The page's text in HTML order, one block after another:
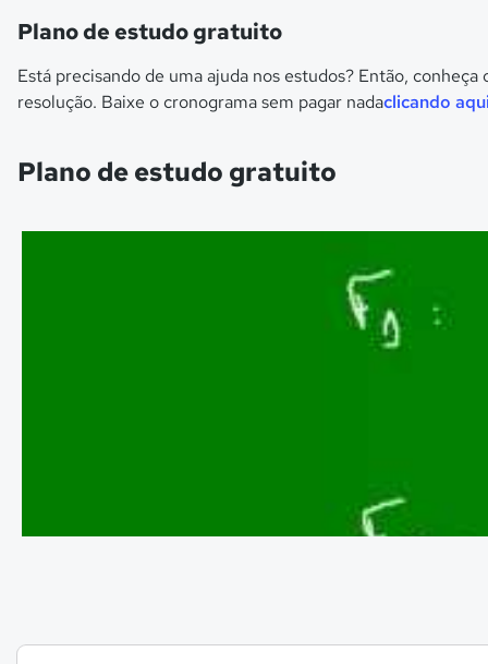
Plano de estudo gratuito
Está precisando de uma ajuda nos estudos? Então, conheça
resolução. Baixe o cronograma sem pagar nadaclicando
Plano de estudo gratuito